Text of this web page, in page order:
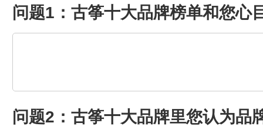
问题1：古筝十大品牌榜单和您心
问题2：古筝十大品牌里您认为品